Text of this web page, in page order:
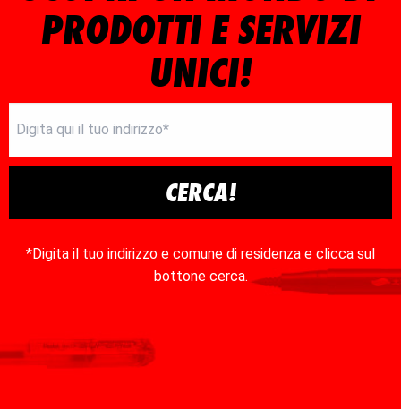
PRODOTTI E SERVIZI
UNICI!
CERCA!
*Digita il tuo indirizzo e comune di residenza e clicca sul
bottone cerca.